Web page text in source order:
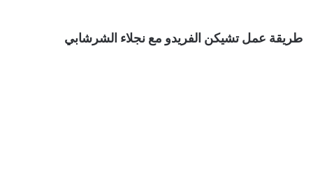
طريقة عمل تشيكن الفريدو مع نجلاء الشرشابي